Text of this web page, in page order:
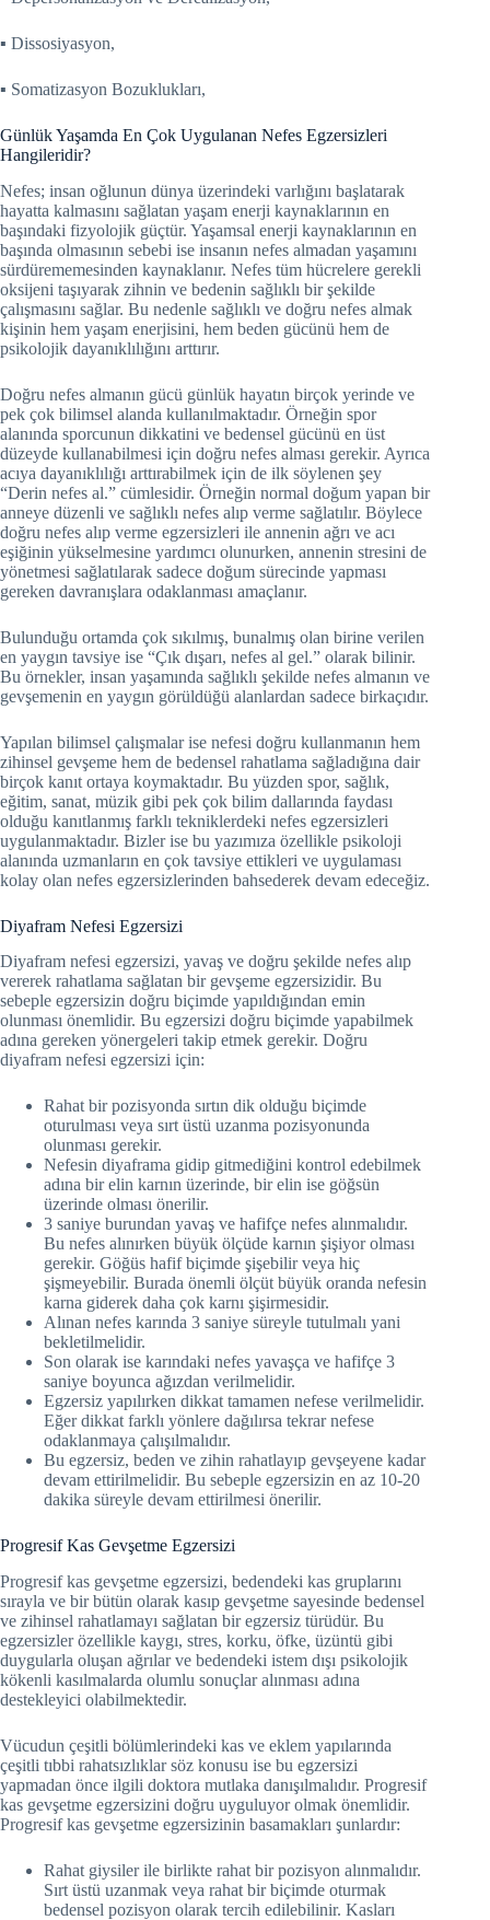
▪ Dissosiyasyon,
▪ Somatizasyon Bozuklukları,
Günlük Yaşamda En Çok Uygulanan Nefes Egzersizleri
Hangileridir?
Nefes; insan oğlunun dünya üzerindeki varlığını başlatarak
hayatta kalmasını sağlatan yaşam enerji kaynaklarının en
başındaki fizyolojik güçtür. Yaşamsal enerji kaynaklarının en
başında olmasının sebebi ise insanın nefes almadan yaşamını
sürdürememesinden kaynaklanır. Nefes tüm hücrelere gerekli
oksijeni taşıyarak zihnin ve bedenin sağlıklı bir şekilde
çalışmasını sağlar. Bu nedenle sağlıklı ve doğru nefes almak
kişinin hem yaşam enerjisini, hem beden gücünü hem de
psikolojik dayanıklılığını arttırır.
Doğru nefes almanın gücü günlük hayatın birçok yerinde ve
pek çok bilimsel alanda kullanılmaktadır. Örneğin spor
alanında sporcunun dikkatini ve bedensel gücünü en üst
düzeyde kullanabilmesi için doğru nefes alması gerekir. Ayrıca
acıya dayanıklılığı arttırabilmek için de ilk söylenen şey
“Derin nefes al.” cümlesidir. Örneğin normal doğum yapan bir
anneye düzenli ve sağlıklı nefes alıp verme sağlatılır. Böylece
doğru nefes alıp verme egzersizleri ile annenin ağrı ve acı
eşiğinin yükselmesine yardımcı olunurken, annenin stresini de
yönetmesi sağlatılarak sadece doğum sürecinde yapması
gereken davranışlara odaklanması amaçlanır.
Bulunduğu ortamda çok sıkılmış, bunalmış olan birine verilen
en yaygın tavsiye ise “Çık dışarı, nefes al gel.” olarak bilinir.
Bu örnekler, insan yaşamında sağlıklı şekilde nefes almanın ve
gevşemenin en yaygın görüldüğü alanlardan sadece birkaçıdır.
Yapılan bilimsel çalışmalar ise nefesi doğru kullanmanın hem
zihinsel gevşeme hem de bedensel rahatlama sağladığına dair
birçok kanıt ortaya koymaktadır. Bu yüzden spor, sağlık,
eğitim, sanat, müzik gibi pek çok bilim dallarında faydası
olduğu kanıtlanmış farklı tekniklerdeki nefes egzersizleri
uygulanmaktadır. Bizler ise bu yazımıza özellikle psikoloji
alanında uzmanların en çok tavsiye ettikleri ve uygulaması
kolay olan nefes egzersizlerinden bahsederek devam edeceğiz.
Diyafram Nefesi Egzersizi
Diyafram nefesi egzersizi, yavaş ve doğru şekilde nefes alıp
vererek rahatlama sağlatan bir gevşeme egzersizidir. Bu
sebeple egzersizin doğru biçimde yapıldığından emin
olunması önemlidir. Bu egzersizi doğru biçimde yapabilmek
adına gereken yönergeleri takip etmek gerekir. Doğru
diyafram nefesi egzersizi için:
Rahat bir pozisyonda sırtın dik olduğu biçimde
oturulması veya sırt üstü uzanma pozisyonunda
olunması gerekir.
Nefesin diyaframa gidip gitmediğini kontrol edebilmek
adına bir elin karnın üzerinde, bir elin ise göğsün
üzerinde olması önerilir.
3 saniye burundan yavaş ve hafifçe nefes alınmalıdır.
Bu nefes alınırken büyük ölçüde karnın şişiyor olması
gerekir. Göğüs hafif biçimde şişebilir veya hiç
şişmeyebilir. Burada önemli ölçüt büyük oranda nefesin
karna giderek daha çok karnı şişirmesidir.
Alınan nefes karında 3 saniye süreyle tutulmalı yani
bekletilmelidir.
Son olarak ise karındaki nefes yavaşça ve hafifçe 3
saniye boyunca ağızdan verilmelidir.
Egzersiz yapılırken dikkat tamamen nefese verilmelidir.
Eğer dikkat farklı yönlere dağılırsa tekrar nefese
odaklanmaya çalışılmalıdır.
Bu egzersiz, beden ve zihin rahatlayıp gevşeyene kadar
devam ettirilmelidir. Bu sebeple egzersizin en az 10-20
dakika süreyle devam ettirilmesi önerilir.
Progresif Kas Gevşetme Egzersizi
Progresif kas gevşetme egzersizi, bedendeki kas gruplarını
sırayla ve bir bütün olarak kasıp gevşetme sayesinde bedensel
ve zihinsel rahatlamayı sağlatan bir egzersiz türüdür. Bu
egzersizler özellikle kaygı, stres, korku, öfke, üzüntü gibi
duygularla oluşan ağrılar ve bedendeki istem dışı psikolojik
kökenli kasılmalarda olumlu sonuçlar alınması adına
destekleyici olabilmektedir.
Vücudun çeşitli bölümlerindeki kas ve eklem yapılarında
çeşitli tıbbi rahatsızlıklar söz konusu ise bu egzersizi
yapmadan önce ilgili doktora mutlaka danışılmalıdır. Progresif
kas gevşetme egzersizini doğru uyguluyor olmak önemlidir.
Progresif kas gevşetme egzersizinin basamakları şunlardır:
Rahat giysiler ile birlikte rahat bir pozisyon alınmalıdır.
Sırt üstü uzanmak veya rahat bir biçimde oturmak
bedensel pozisyon olarak tercih edilebilinir. Kasları